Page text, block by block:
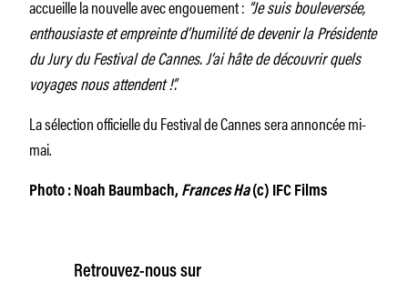
accueille la nouvelle avec engouement : “Je suis bouleversée,
enthousiaste et empreinte d’humilité de devenir la Présidente
du Jury du Festival de Cannes. J’ai hâte de découvrir quels
voyages nous attendent !”.
La sélection officielle du Festival de Cannes sera annoncée mi-
mai.
Photo : Noah Baumbach, Frances Ha(c) IFC Films
Retrouvez-nous sur